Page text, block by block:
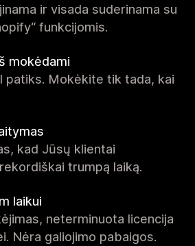
ir visada suderinama su
funkcijomis.
mokėdami
patiks. Mokėkite tik tada, kai
kad Jūsų klientai
trumpą laiką.
laikui
neterminuota licencija
Nėra galiojimo pabaigos.